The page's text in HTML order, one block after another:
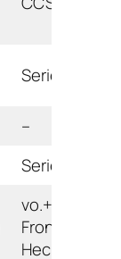
Serie
–
Serie
vo.+hi. mit
Front- und
Heckkamera